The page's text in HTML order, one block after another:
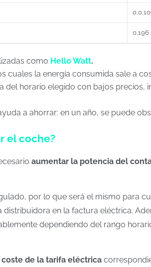
como Hello Watt.
la energía consumida sale a
horario elegido con bajos precios,
a ahorrar: en un año, se puede
el coche?
aumentar la potencia del
por lo que será el mismo para
en la factura eléctrica.
dependiendo del rango
coste de la tarifa eléctrica